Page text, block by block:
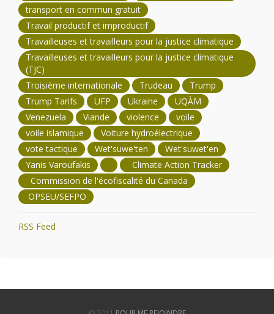
transport en commun gratuit
Travail productif et improductif
Travailleuses et travailleurs pour la justice climatique
Travailleuses et travailleurs pour la justice climatique
(TJC)
Troisième internationale
Trudeau
Trump
Trump Tarifs
UFP Ukraine
UQÀM
Venezuela
Viande violence
voile
voile islamique
Voiture hydroélectrique
vote tactique
Wet'suwe'ten
Wet'suwet'en
Yanis Varoufakis
Climate Action Tracker
Commission de l'écofiscalité du Canada
OPSEU/SEFPO
RSS Feed